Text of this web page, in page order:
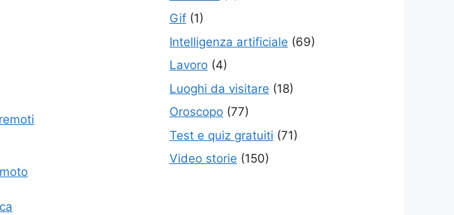
Gif (1)
Intelligenza artificiale (69)
Lavoro (4)
Luoghi da visitare (18)
Oroscopo (77)
Test e quiz gratuiti (71)
Video storie (150)